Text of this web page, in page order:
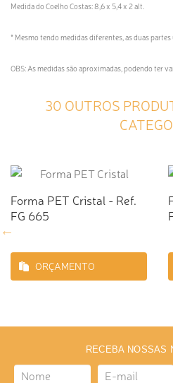
Medida do Coelho Costas: 8,6 x 5,4 x 2 alt.
* Mesmo tendo medidas diferentes, as duas
OBS: As medidas são aproximadas, podendo ter
30 OUTROS
Forma PET Cristal - Ref.
FG 665
ORÇAMENTO
RECEBA NOSSAS